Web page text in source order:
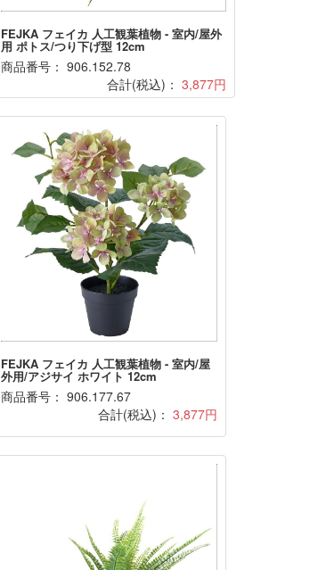
FEJKA フェイカ 人工観葉植物 - 室内/屋外
用 ポトス/つり下げ型 12cm
商品番号： 906.152.78
合計(税込)： 3,877円
FEJKA フェイカ 人工観葉植物 - 室内/屋
外用/アジサイ ホワイト 12cm
商品番号： 906.177.67
合計(税込)： 3,877円